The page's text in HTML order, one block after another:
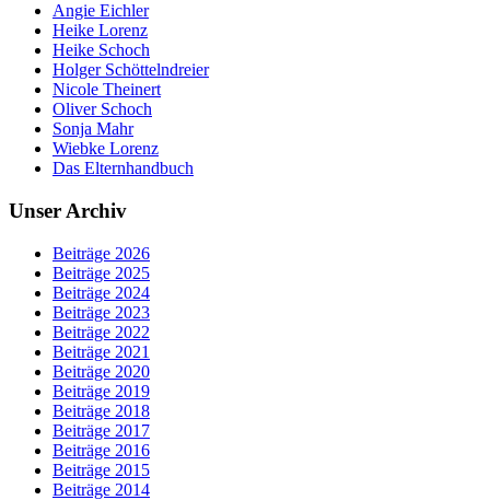
Angie Eichler
Heike Lorenz
Heike Schoch
Holger Schöttelndreier
Nicole Theinert
Oliver Schoch
Sonja Mahr
Wiebke Lorenz
Das Elternhandbuch
Unser Archiv
Beiträge 2026
Beiträge 2025
Beiträge 2024
Beiträge 2023
Beiträge 2022
Beiträge 2021
Beiträge 2020
Beiträge 2019
Beiträge 2018
Beiträge 2017
Beiträge 2016
Beiträge 2015
Beiträge 2014